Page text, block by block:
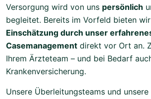
Versorgung wird von uns persönlich
begleitet. Bereits im Vorfeld bieten
Einschätzung durch unser
Casemanagement direkt vor Ort an.
Ihrem Ärzteteam – und bei Bedarf
Krankenversicherung.
Unsere Überleitungsteams und